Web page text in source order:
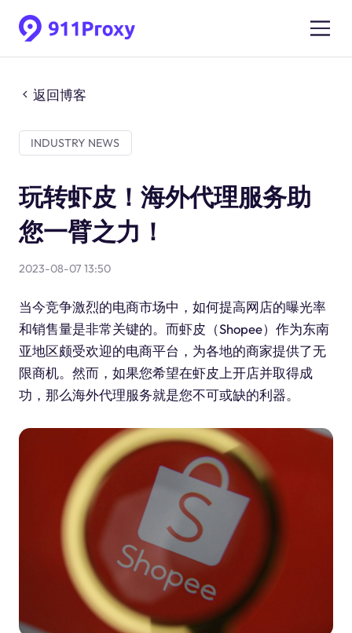
返回博客
INDUSTRY NEWS
玩转虾皮！海外代理服务助
您一臂之力！
2023-08-07 13:50
当今竞争激烈的电商市场中，如何提高网店的曝光率
和销售量是非常关键的。而虾皮（Shopee）作为东南
亚地区颇受欢迎的电商平台，为各地的商家提供了无
限商机。然而，如果您希望在虾皮上开店并取得成
功，那么海外代理服务就是您不可或缺的利器。